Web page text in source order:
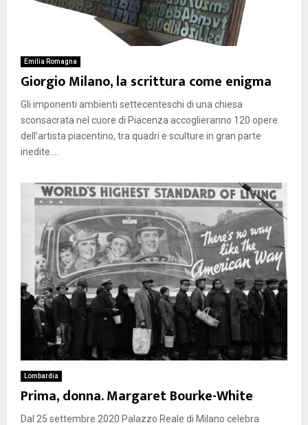
Emilia Romagna
Giorgio Milano, la scrittura come enigma
Gli imponenti ambienti settecenteschi di una chiesa
sconsacrata nel cuore di Piacenza accoglieranno 120 opere
dell’artista piacentino, tra quadri e sculture in gran parte
inedite....
Lombardia
Prima, donna. Margaret Bourke-White
Dal 25 settembre 2020 Palazzo Reale di Milano celebra